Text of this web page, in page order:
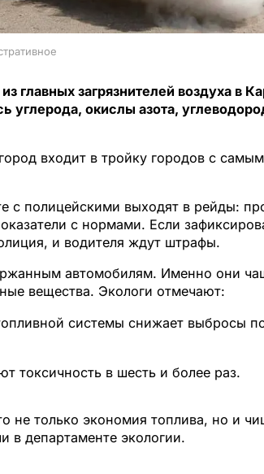
главных загрязнителей воздуха в
углерода, окислы азота,
входит в тройку городов с самым
с полицейскими выходят в рейды:
с нормами. Если
и водителя ждут штрафы.
автомобилям. Именно они
вещества. Экологи отмечают:
системы снижает выбросы
токсичность в шесть и более раз.
не только экономия топлива, но и
в департаменте экологии.